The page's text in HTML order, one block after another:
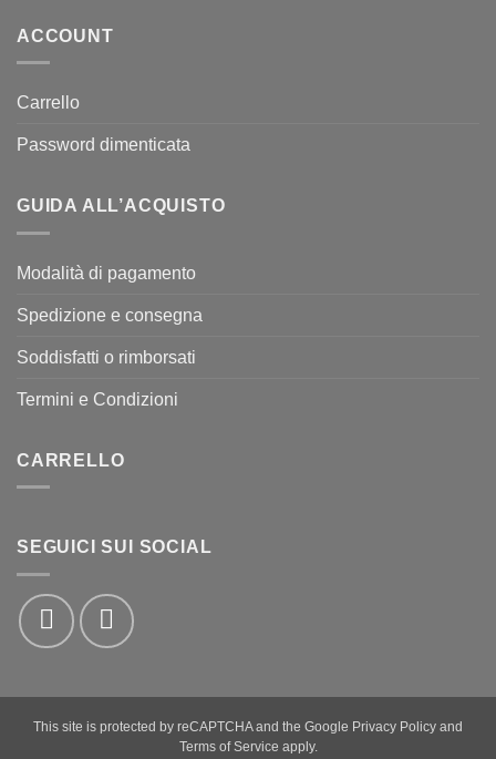
ACCOUNT
Carrello
Password dimenticata
GUIDA ALL’ACQUISTO
Modalità di pagamento
Spedizione e consegna
Soddisfatti o rimborsati
Termini e Condizioni
CARRELLO
SEGUICI SUI SOCIAL
This site is protected by reCAPTCHA and the Google Privacy Policy and
Terms of Service apply.